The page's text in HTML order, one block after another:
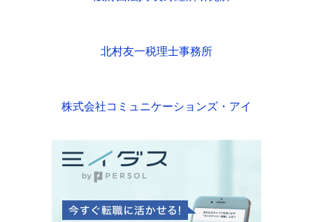
北村友一税理士事務所
株式会社コミュニケーションズ・アイ